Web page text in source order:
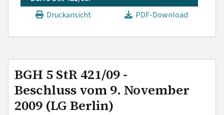
Druckansicht
PDF-Download
BGH 5 StR 421/09 -
Beschluss vom 9. November
2009 (LG Berlin)